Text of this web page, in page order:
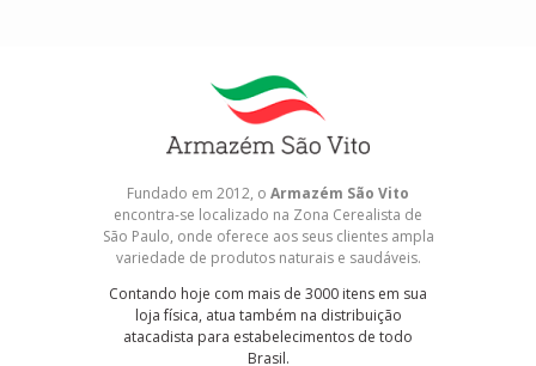
Fundado em 2012, o Armazém São Vito
encontra-se localizado na Zona Cerealista de
São Paulo, onde oferece aos seus clientes ampla
variedade de produtos naturais e saudáveis.
Contando hoje com mais de 3000 itens em sua
loja física, atua também na distribuição
atacadista para estabelecimentos de todo
Brasil.